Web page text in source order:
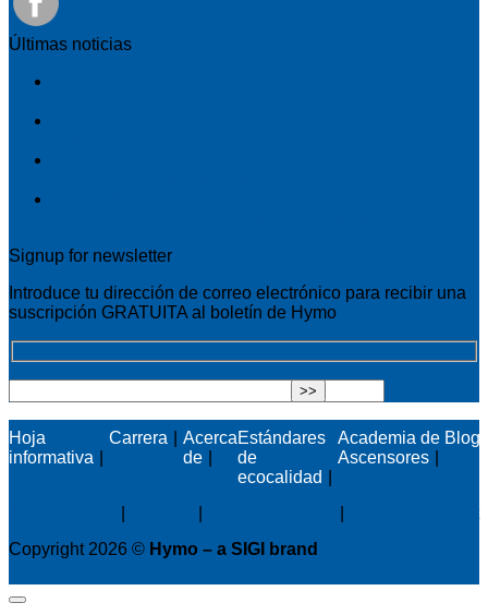
Últimas noticias
Signup for newsletter
Introduce tu dirección de correo electrónico para recibir una
suscripción GRATUITA al boletín de Hymo
Hoja
informativa
Carrera
Acerca
de
Estándares
de
ecocalidad
Academia de
Ascensores
Blog
Copyright 2026 © Hymo – a SIGI brand